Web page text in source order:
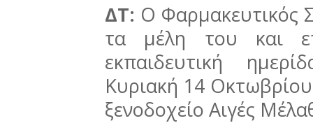
ΔΤ: Ο Φαρμακευτικός
τα μέλη του και
εκπαιδευτική
Κυριακή 14
ξενοδοχείο Αιγές